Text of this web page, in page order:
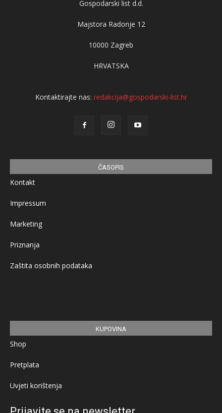
Gospodarski list d.d.
Majstora Radonje 12
10000 Zagreb
HRVATSKA
Kontaktirajte nas: redakcija@gospodarski-list.hr
ČASOPIS
Kontakt
Impressum
Marketing
Priznanja
Zaštita osobnih podataka
KUPOVINA
Shop
Pretplata
Uvjeti korištenja